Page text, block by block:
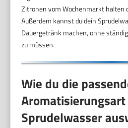
Zitronen vom Wochenmarkt halten
Außerdem kannst du dein
Dauergetränk machen, ohne
zu müssen.
Wie du die
Sprudelwasser